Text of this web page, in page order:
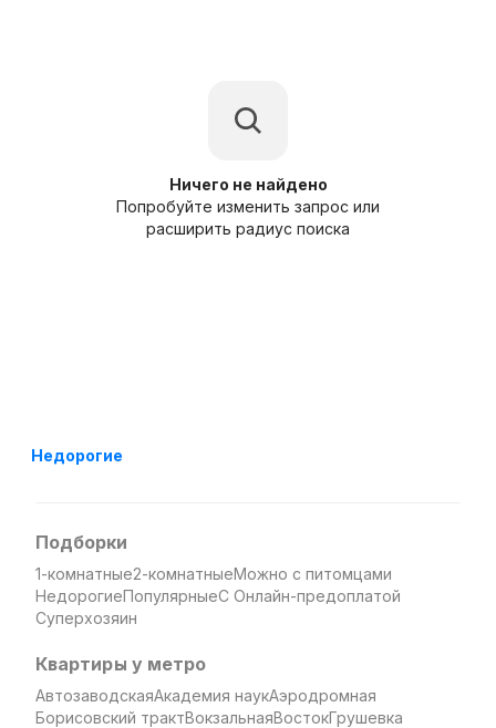
Ничего не найдено
Попробуйте изменить запрос или
расширить радиус поиска
Недорогие
Подборки
1-комнатные2-комнатныеМожно с питомцами
НедорогиеПопулярныеС Онлайн-предоплатой
Суперхозяин
Квартиры у метро
АвтозаводскаяАкадемия наукАэродромная
Борисовский трактВокзальнаяВостокГрушевка